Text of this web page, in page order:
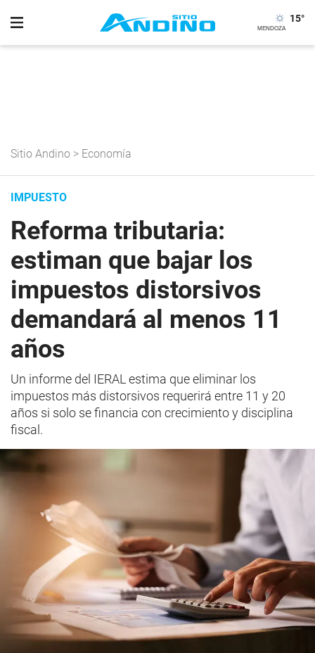
15°
Sitio Andino > Economía
IMPUESTO
Reforma tributaria:
estiman que bajar los
impuestos distorsivos
demandará al menos 11
años
Un informe del IERAL estima que eliminar los
impuestos más distorsivos requerirá entre 11 y 20
años si solo se financia con crecimiento y disciplina
fiscal.